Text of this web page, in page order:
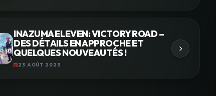
INAZUMA ELEVEN: VICTORY ROAD –
DES DÉTAILS EN APPROCHE ET
QUELQUES NOUVEAUTÉS !
23 AOÛT 2023